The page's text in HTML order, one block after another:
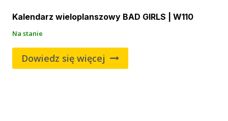
Kalendarz wieloplanszowy BAD GIRLS | W110
Na stanie
Dowiedz się więcej